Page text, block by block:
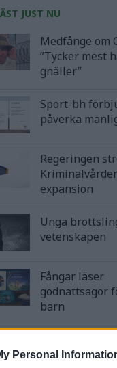
Personal
JUST NU
Medfånge om
”Tycker mest
gnäller”
Sport-bh
påverka
Regeringen
expansion
Unga
vetenskapen
Fångar läser
godnattsagor
barn